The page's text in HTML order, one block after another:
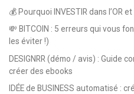
💰 Pourquoi INVESTIR dans l’OR et
💸 BITCOIN : 5 erreurs qui vous
les éviter !)
DESIGNRR (démo / avis) : Guide
créer des ebooks
IDÉE de BUSINESS automatisé :